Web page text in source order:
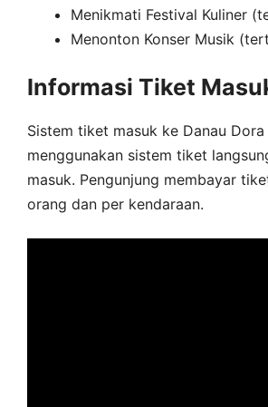
Menikmati Festival Kuliner
Menonton Konser Musik
Informasi Tiket
Sistem tiket masuk ke Danau Dora
menggunakan sistem tiket
masuk. Pengunjung membayar
orang dan per kendaraan.